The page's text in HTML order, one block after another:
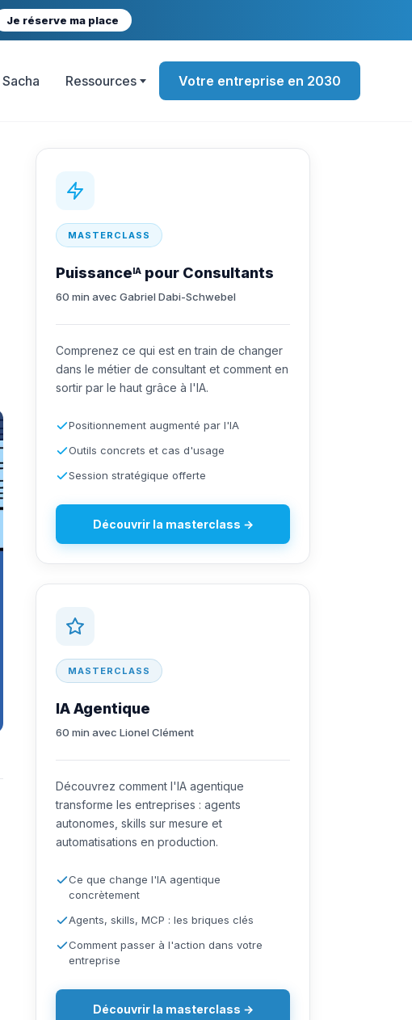
Je réserve ma place
Sacha Ressources Votre entreprise en 2030
MASTERCLASS
PuissanceIA pour Consultants
60 min avec Gabriel Dabi-Schwebel
Comprenez ce qui est en train de changer
dans le métier de consultant et comment en
sortir par le haut grâce à l'IA.
Positionnement augmenté par l'IA
Outils concrets et cas d'usage
Session stratégique offerte
Découvrir la masterclass →
MASTERCLASS
IA Agentique
60 min avec Lionel Clément
Découvrez comment l'IA agentique
transforme les entreprises : agents
autonomes, skills sur mesure et
automatisations en production.
Ce que change l'IA agentique
concrètement
Agents, skills, MCP : les briques clés
Comment passer à l'action dans votre
entreprise
Découvrir la masterclass →